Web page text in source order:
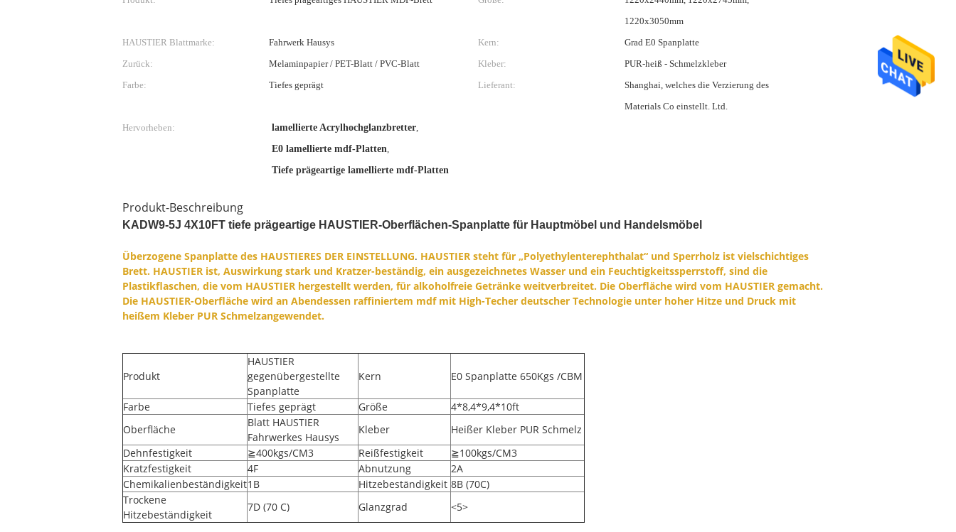
1220x3050mm
HAUSTIER Blattmarke:
Fahrwerk Hausys Kern:
Grad E0 Spanplatte
Zurück:
Melaminpapier / PET-Blatt / PVC-Blatt Kleber:
PUR-heiß - Schmelzkleber
Farbe:
Tiefes geprägt Lieferant:
Shanghai, welches die Verzierung des
Materials Co einstellt. Ltd.
Hervorheben:
lamellierte Acrylhochglanzbretter,
E0 lamellierte mdf-Platten,
Tiefe prägeartige lamellierte mdf-Platten
Produkt-Beschreibung
KADW9-5J 4X10FT tiefe prägeartige HAUSTIER-Oberflächen-Spanplatte für Hauptmöbel und Handelsmöbel
Überzogene Spanplatte des HAUSTIERES DER EINSTELLUNG. HAUSTIER steht für „Polyethylenterephthalat“ und Sperrholz ist vielschichtiges
Brett. HAUSTIER ist, Auswirkung stark und Kratzer-beständig, ein ausgezeichnetes Wasser und ein Feuchtigkeitssperrstoff, sind die
Plastikflaschen, die vom HAUSTIER hergestellt werden, für alkoholfreie Getränke weitverbreitet. Die Oberfläche wird vom HAUSTIER gemacht.
Die HAUSTIER-Oberfläche wird an Abendessen raffiniertem mdf mit High-Techer deutscher Technologie unter hoher Hitze und Druck mit
heißem Kleber PUR Schmelzangewendet.
Produkt
HAUSTIER
gegenübergestellte
Spanplatte
Kern E0 Spanplatte 650Kgs /CBM
Farbe Tiefes geprägt Größe
4*8,4*9,4*10ft
Oberfläche
Blatt HAUSTIER
Fahrwerkes Hausys
Kleber
Heißer Kleber PUR Schmelz
Dehnfestigkeit
≧400kgs/CM3 Reißfestigkeit
≧100kgs/CM3
Kratzfestigkeit
4F Abnutzung
2A
Chemikalienbeständigkeit1B Hitzebeständigkeit 8B (70C)
Trockene
Hitzebeständigkeit
7D (70 C) Glanzgrad <5>